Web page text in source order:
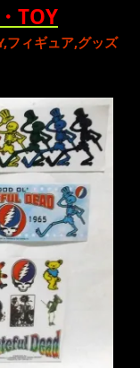
TOY
フィギュア,グッズ